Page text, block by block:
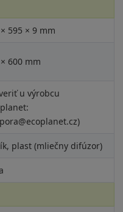
595 × 9 mm
600 mm
u výrobcu
plast (mliečny difúzor)